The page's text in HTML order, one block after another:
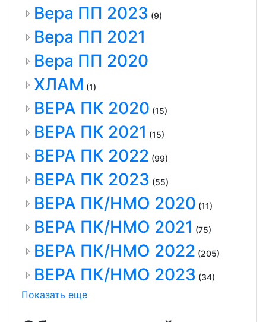
Вера ПП 2023 (9)
Вера ПП 2021
Вера ПП 2020
ХЛАМ (1)
ВЕРА ПК 2020 (15)
ВЕРА ПК 2021 (15)
ВЕРА ПК 2022 (99)
ВЕРА ПК 2023 (55)
ВЕРА ПК/НМО 2020 (11)
ВЕРА ПК/НМО 2021 (75)
ВЕРА ПК/НМО 2022 (205)
ВЕРА ПК/НМО 2023 (34)
Показать еще